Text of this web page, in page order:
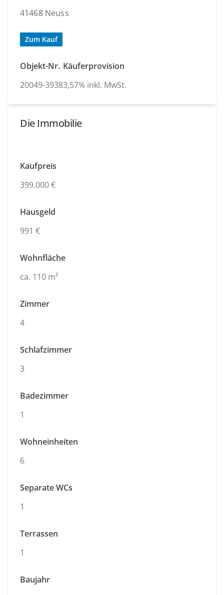
41468 Neuss
Zum Kauf
Objekt-Nr.
20049-3938
Käuferprovision
3,57% inkl. MwSt.
Die Immobilie
Kaufpreis
399.000 €
Hausgeld
991 €
Wohnfläche
ca. 110 m²
Zimmer
4
Schlafzimmer
3
Badezimmer
1
Wohneinheiten
6
Separate WCs
1
Terrassen
1
Baujahr